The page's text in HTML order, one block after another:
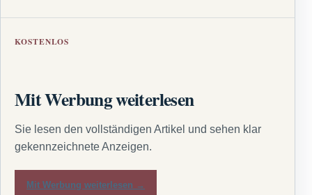
KOSTENLOS
Mit Werbung weiterlesen
Sie lesen den vollständigen Artikel und sehen klar
gekennzeichnete Anzeigen.
Mit Werbung weiterlesen →